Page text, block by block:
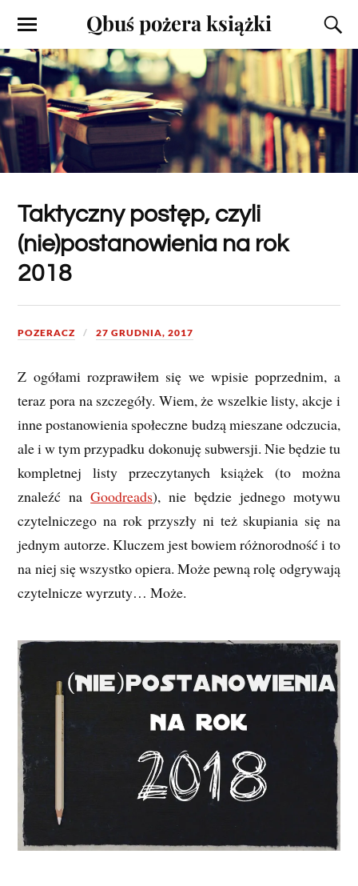
Qbuś pożera książki
Taktyczny postęp, czyli
(nie)postanowienia na rok
2018
POZERACZ 27 GRUDNIA, 2017
Z ogółami rozprawiłem się we wpisie poprzednim, a
teraz pora na szczegóły. Wiem, że wszelkie listy, akcje i
inne postanowienia społeczne budzą mieszane odczucia,
ale i w tym przypadku dokonuję subwersji. Nie będzie tu
kompletnej listy przeczytanych książek (to można
znaleźć naGoodreads), nie będzie jednego motywu
czytelniczego na rok przyszły ni też skupiania się na
jednym autorze. Kluczem jest bowiem różnorodność i to
na niej się wszystko opiera. Może pewną rolę odgrywają
czytelnicze wyrzuty… Może.